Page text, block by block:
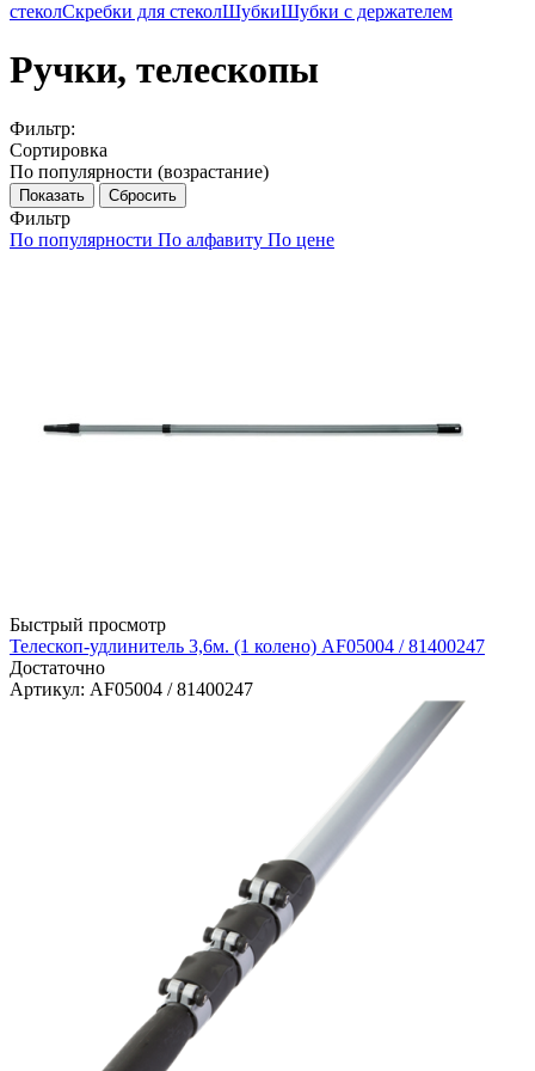
стеколСкребки для стеколШубкиШубки с держателем
Ручки, телескопы
Фильтр:
Сортировка
По популярности (возрастание)
Показать Сбросить
Фильтр
По популярности По алфавиту По цене
Быстрый просмотр
Телескоп-удлинитель 3,6м. (1 колено) AF05004 / 81400247
Достаточно
Артикул: AF05004 / 81400247